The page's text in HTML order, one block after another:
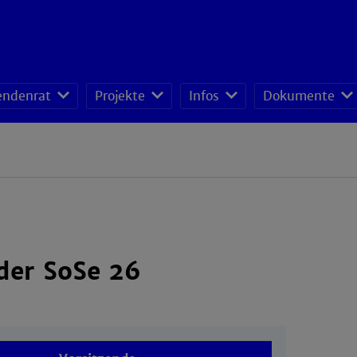
Projekte Infos Dokumente
SoSe 26